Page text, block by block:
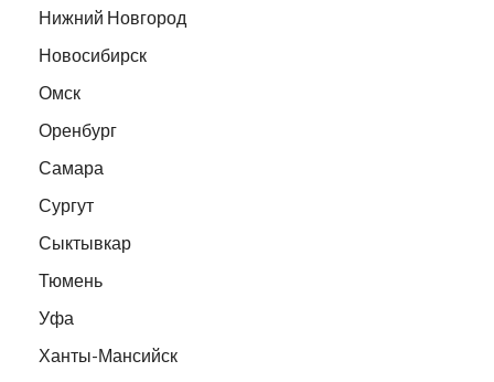
Нижний Новгород
Новосибирск
Омск
Оренбург
Самара
Сургут
Сыктывкар
Тюмень
Уфа
Ханты-Мансийск